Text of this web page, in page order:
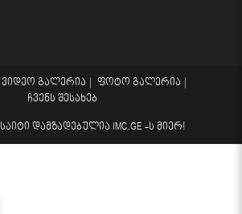
ვიდეო გალერია
ფოტო გალერია
ჩვენს შესახებ
საიტი დამზადებულია IMC.GE -ს მიერ!